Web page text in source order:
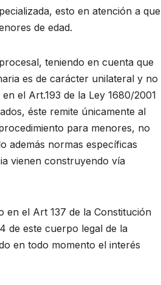
esto en atención a que
de edad.
teniendo en cuenta que
es de carácter unilateral y no
el Art.193 de la Ley 1680/2001
éste remite únicamente al
para menores, no
además normas específicas
vienen construyendo vía
en el Art 137 de la Constitución
de este cuerpo legal de la
en todo momento el interés